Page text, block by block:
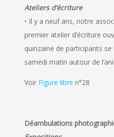
Ateliers d’écriture
• Il y a neuf ans, notre
premier atelier d’écriture
quinzaine de participants
samedi matin autour de
Voir Figure libre n°28
Déambulations